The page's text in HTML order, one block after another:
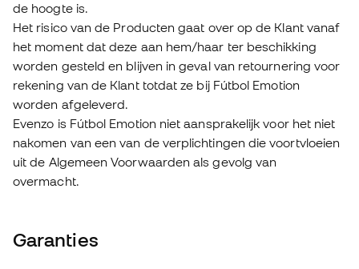
de hoogte is.
Het risico van de Producten gaat over op de Klant vanaf
het moment dat deze aan hem/haar ter beschikking
worden gesteld en blijven in geval van retournering voor
rekening van de Klant totdat ze bij Fútbol Emotion
worden afgeleverd.
Evenzo is Fútbol Emotion niet aansprakelijk voor het niet
nakomen van een van de verplichtingen die voortvloeien
uit de Algemeen Voorwaarden als gevolg van
overmacht.
Garanties